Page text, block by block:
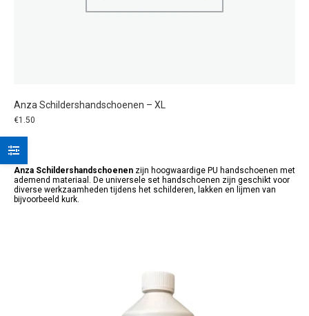
Anza Schildershandschoenen – XL
€1.50
Anza Schildershandschoenen zijn hoogwaardige PU handschoenen met
ademend materiaal. De universele set handschoenen zijn geschikt voor
diverse werkzaamheden tijdens het schilderen, lakken en lijmen van
bijvoorbeeld kurk.